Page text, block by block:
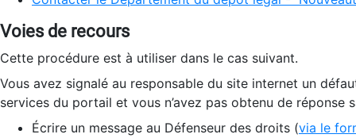
Voies de recours
Cette procédure est à utiliser dans le cas suivant.
Vous avez signalé au responsable du site internet un
services du portail et vous n’avez pas obtenu de réponse
Écrire un message au Défenseur des droits (via le